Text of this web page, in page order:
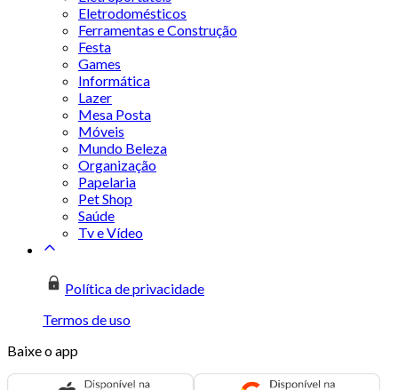
Eletrodomésticos
Ferramentas e Construção
Festa
Games
Informática
Lazer
Mesa Posta
Móveis
Mundo Beleza
Organização
Papelaria
Pet Shop
Saúde
Tv e Vídeo
Política de privacidade
Termos de uso
Baixe o app